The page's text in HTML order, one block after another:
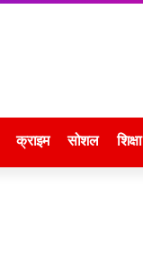
क्राइम सोशल शिक्षा